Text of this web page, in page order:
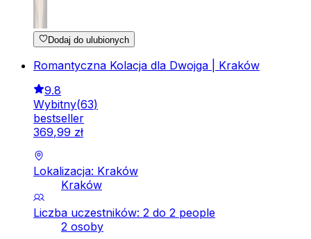
Dodaj do ulubionych
Romantyczna Kolacja dla Dwojga | Kraków
9.8
Wybitny(63)
bestseller
369,99 zł
Lokalizacja: Kraków
Kraków
Liczba uczestników: 2 do 2 people
2 osoby